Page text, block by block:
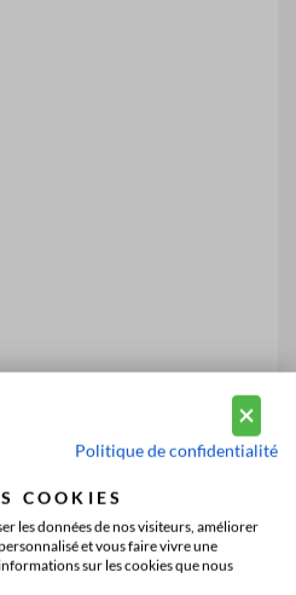
Politique de confidentialité
COOKIES
les données de nos visiteurs, améliorer
et vous faire vivre une
sur les cookies que nous